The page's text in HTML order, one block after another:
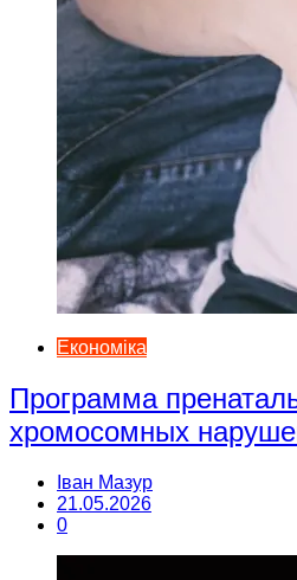
Економіка
Программа
хромосомных
Іван Мазур
21.05.2026
0